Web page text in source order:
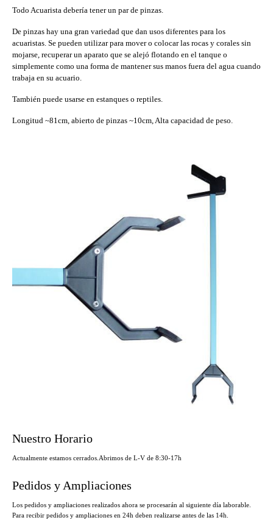
Todo Acuarista debería tener un par de pinzas.
De pinzas hay una gran variedad que dan usos diferentes para los
acuaristas. Se pueden utilizar para mover o colocar las rocas y corales sin
mojarse, recuperar un aparato que se alejó flotando en el tanque o
simplemente como una forma de mantener sus manos fuera del agua cuando
trabaja en su acuario.
También puede usarse en estanques o reptiles.
Longitud ~81cm, abierto de pinzas ~10cm, Alta capacidad de peso.
Nuestro Horario
Actualmente estamos cerrados. Abrimos de L-V de 8:30-17h
Pedidos y Ampliaciones
Los pedidos y ampliaciones realizados ahora se procesarán al siguiente día laborable.
Para recibir pedidos y ampliaciones en 24h deben realizarse antes de las 14h.